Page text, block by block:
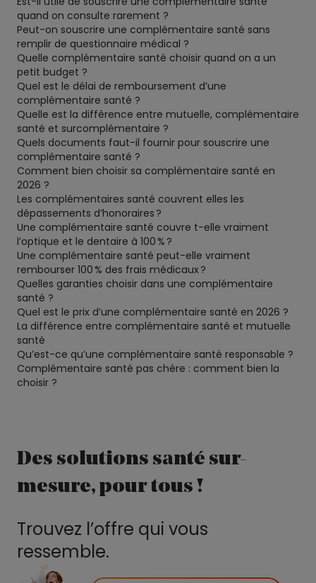
quand on consulte rarement ?
Peut-on souscrire une complémentaire santé sans
remplir de questionnaire médical ?
Quelle complémentaire santé choisir quand on a un
petit budget ?
Quel est le délai de remboursement d’une
complémentaire santé ?
Quelle est la différence entre mutuelle, complémentaire
santé et surcomplémentaire ?
Quels documents faut-il fournir pour souscrire une
complémentaire santé ?
Comment bien choisir sa complémentaire santé en
2026 ?
Les complémentaires santé couvrent elles les
dépassements d’honoraires ?
Une complémentaire santé couvre t-elle vraiment
l’optique et le dentaire à 100 % ?
Une complémentaire santé peut-elle vraiment
rembourser 100 % des frais médicaux ?
Quelles garanties choisir dans une complémentaire
santé ?
Quel est le prix d’une complémentaire santé en 2026 ?
La différence entre complémentaire santé et mutuelle
santé
Qu’est-ce qu’une complémentaire santé responsable ?
Complémentaire santé pas chère : comment bien la
choisir ?
Des solutions santé sur-
mesure, pour tous !
Trouvez l’offre qui vous
ressemble.